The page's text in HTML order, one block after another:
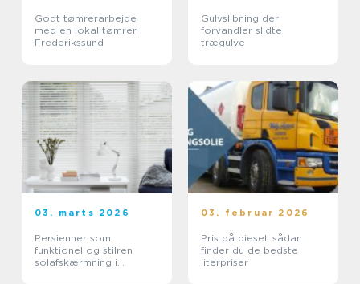
Godt tømrerarbejde
med en lokal tømrer i
Frederikssund
Gulvslibning der
forvandler slidte
trægulve
03. marts 2026
Persienner som
funktionel og stilren
solafskærmning i
03. februar 2026
Pris på diesel: sådan
finder du de bedste
literpriser